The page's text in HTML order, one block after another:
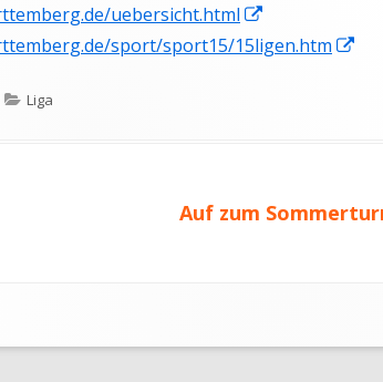
uebersicht.html
neuem
sport/sport15/15ligen.htm
Kategorien
Liga
Nächster
Auf zum